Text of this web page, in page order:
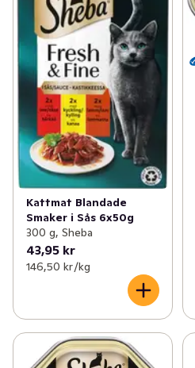
Kattmat Blandade
Smaker i Sås 6x50g
300 g, Sheba
43,95 kr
146,50 kr /kg